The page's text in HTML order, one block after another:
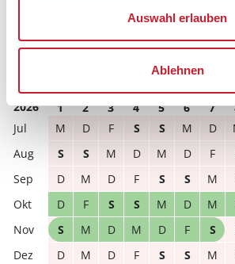
Auswahl erlauben
Ablehnen
Anzahl
2026 1 2 3 4 5 6 7
M
D F S S M D
S
S M D M D F
D
M D F S S M
D
F S S M D M
S
M D M D F S
D
M D F S S M